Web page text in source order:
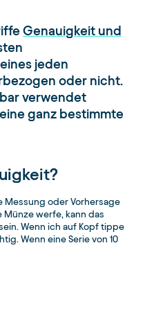
Genauigkeit und
jeden
oder nicht.
verwendet
ganz bestimmte
Messung oder Vorhersage
werfe, kann das
Wenn ich auf Kopf tippe
Wenn eine Serie von 10